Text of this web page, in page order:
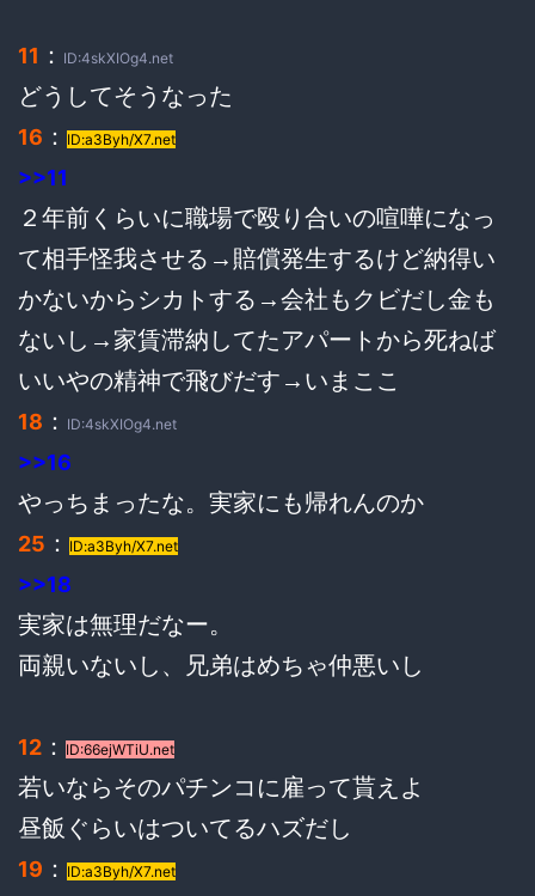
11 ： ID:4skXIOg4.net
どうしてそうなった
16 ： ID:a3Byh/X7.net
>>11
２年前くらいに職場で殴り合いの喧嘩になっ
て相手怪我させる→賠償発生するけど納得い
かないからシカトする→会社もクビだし金も
ないし→家賃滞納してたアパートから死ねば
いいやの精神で飛びだす→いまここ
18 ： ID:4skXIOg4.net
>>16
やっちまったな。実家にも帰れんのか
25 ： ID:a3Byh/X7.net
>>18
実家は無理だなー。
両親いないし、兄弟はめちゃ仲悪いし
12 ： ID:66ejWTiU.net
若いならそのパチンコに雇って貰えよ
昼飯ぐらいはついてるハズだし
19 ： ID:a3Byh/X7.net